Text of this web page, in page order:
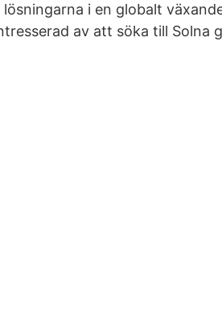
i en globalt
av att söka till Solna